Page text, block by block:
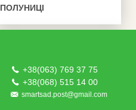
ПОЛУНИЦІ
+38(063) 769 37 75
+38(068) 515 14 00
smartsad.post@gmail.com